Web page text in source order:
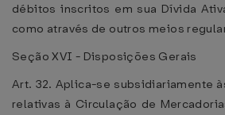
débitos inscritos em sua Dívida
como através de outros meios
Seção XVI - Disposições Gerais
Art. 32. Aplica-se subsidiariamente
relativas à Circulação de